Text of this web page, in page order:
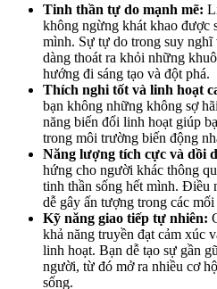
Tinh thần tự do mạnh mẽ:
không ngừng khát khao được
mình. Sự tự do trong suy nghĩ
dàng thoát ra khỏi những
hướng đi sáng tạo và đột phá.
Thích nghi tốt và linh hoạt
bạn không những không sợ
năng biến đổi linh hoạt giúp
trong môi trường biến động
Năng lượng tích cực và dồi
hứng cho người khác thông
tinh thần sống hết mình. Điều
dễ gây ấn tượng trong các
Kỹ năng giao tiếp tự nhiên:
khả năng truyền đạt cảm xúc
linh hoạt. Bạn dễ tạo sự gần
người, từ đó mở ra nhiều cơ
sống.